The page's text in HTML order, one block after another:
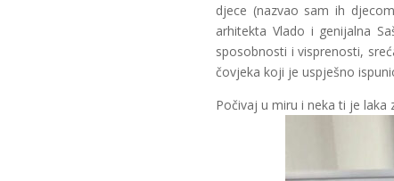
djece (nazvao sam ih
arhitekta Vlado i genijalna
sposobnosti i visprenosti,
čovjeka koji je uspješno
Počivaj u miru i neka ti je laka